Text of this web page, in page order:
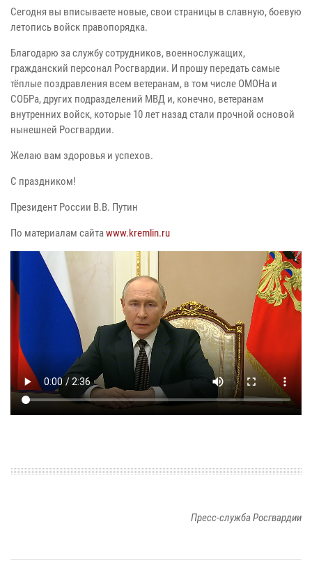
Сегодня вы вписываете новые, свои страницы в славную, боевую
летопись войск правопорядка.
Благодарю за службу сотрудников, военнослужащих,
гражданский персонал Росгвардии. И прошу передать самые
тёплые поздравления всем ветеранам, в том числе ОМОНа и
СОБРа, других подразделений МВД и, конечно, ветеранам
внутренних войск, которые 10 лет назад стали прочной основой
нынешней Росгвардии.
Желаю вам здоровья и успехов.
С праздником!
Президент России В.В. Путин
По материалам сайтаwww.kremlin.ru
Пресс-служба Росгвардии